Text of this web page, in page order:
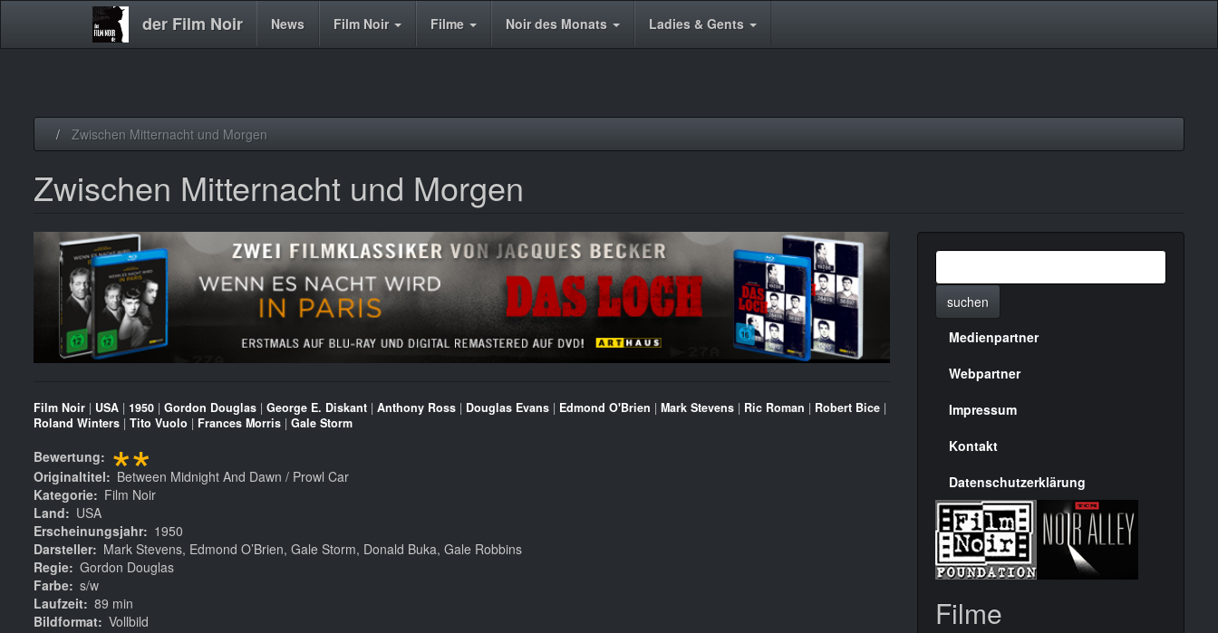
der Film Noir
Main News Film Noir Filme Noir des Monats Ladies & Gents
Zwischen Mitternacht und Morgen
Zwischen Mitternacht und Morgen
Film Noir | USA | 1950 | Gordon Douglas | George E. Diskant | Anthony Ross | Douglas Evans | Edmond O'Brien | Mark Stevens | Ric Roman | Robert Bice |
Roland Winters | Tito Vuolo | Frances Morris | Gale Storm
Bewertung **
Originaltitel
Between Midnight And Dawn / Prowl Car
Kategorie
Film Noir
Land
USA
Erscheinungsjahr
1950
Darsteller
Mark Stevens, Edmond O’Brien, Gale Storm, Donald Buka, Gale Robbins
Regie Gordon Douglas
Farbe s/w
Laufzeit 89 min
Bildformat Vollbild
suchen
Menülinks
rechte
Seite
Medienpartner
Webpartner
Impressum
Kontakt
Datenschutzerklärung
Filme